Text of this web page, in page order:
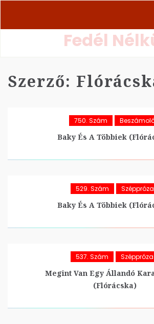
Fedél
Szerző:
750. Szám
Baky És A Többiek
529. Szám Széppróza
Baky És A Többiek
537. Szám Széppróza
Megint Van Egy Állandó
(Flórácska)